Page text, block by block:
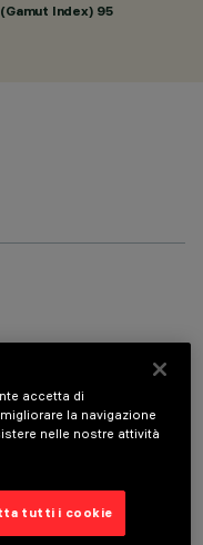
Index) 95
designed to use a LED
rim for surface-
anti-scratch layer to
Die-cast aluminium
accetta di
la navigazione
nelle nostre attività
tutti i cookie